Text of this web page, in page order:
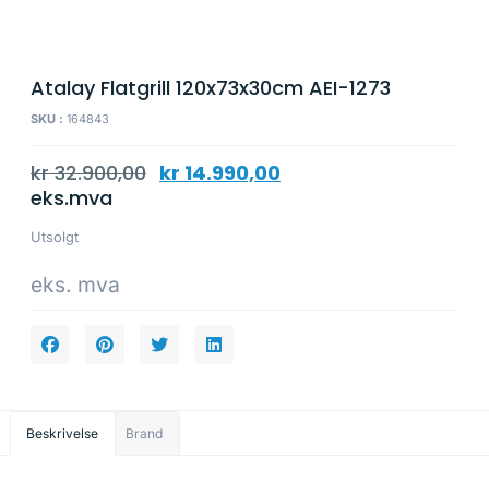
Atalay Flatgrill 120x73x30cm AEI-1273
SKU : 164843
kr32.900,00 kr 14.990,00
eks.mva
Utsolgt
eks. mva
Beskrivelse Brand